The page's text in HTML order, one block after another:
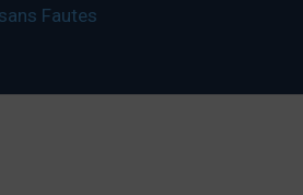
Fautes